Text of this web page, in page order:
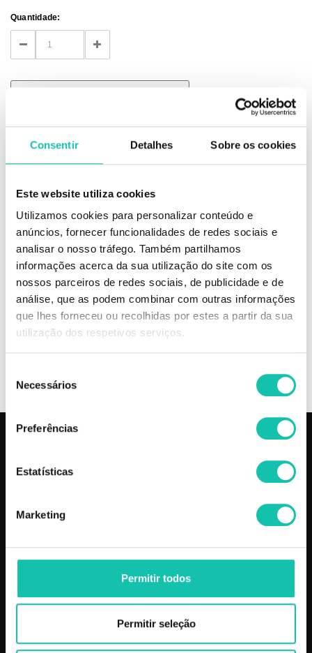
Consentir Detalhes Sobre os cookies
Este website utiliza cookies
Utilizamos cookies para personalizar conteúdo e
anúncios, fornecer funcionalidades de redes sociais e
analisar o nosso tráfego. Também partilhamos
informações acerca da sua utilização do site com os
nossos parceiros de redes sociais, de publicidade e de
análise, que as podem combinar com outras informações
que lhes forneceu ou recolhidas por estes a partir da sua
utilização dos respetivos serviços.
Necessários
Preferências
Estatísticas
Marketing
Permitir todos
Permitir seleção
Current
Stock:
Quantidade:
DECREASE
QUANTITY:
INCREASE
QUANTITY:
Aspecto hidratado & natural.
Base líquida de longa duração para um look natural. Ilumina, hidrata e
deixa a pele respirar.
Comprar Base MKUP face ANDREIA MELHOR PREÇO | Comprar
ANDREIA Base MKUP face MELHOR PREÇO | Base ANDREIA MKUP
face MELHOR PREÇO
Cabelo
Estética
Makeup
Perfumes
Stock-Off
Social